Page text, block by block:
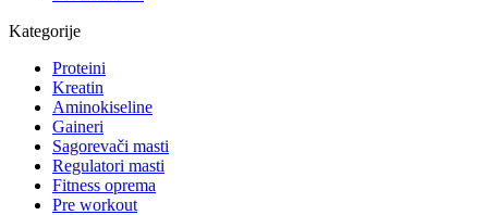
Kategorije
Proteini
Kreatin
Aminokiseline
Gaineri
Sagorevači masti
Regulatori masti
Fitness oprema
Pre workout